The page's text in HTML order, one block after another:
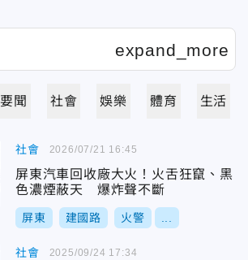
要聞 社會 娛樂 體育 生活
社會
屏東汽車回收廠大火！火舌狂竄、黑
色濃煙蔽天 爆炸聲不斷
屏東 建國路 火警
2026/07/21 16:45
社會 2025/09/24 17:34